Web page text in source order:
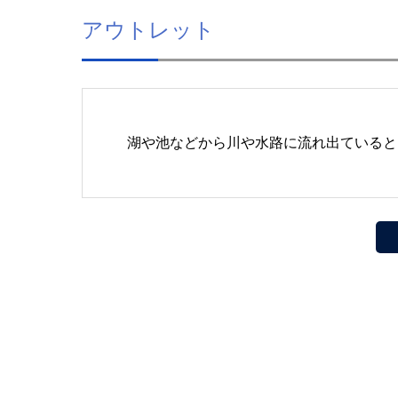
アウトレット
湖や池などから川や水路に流れ出ていると